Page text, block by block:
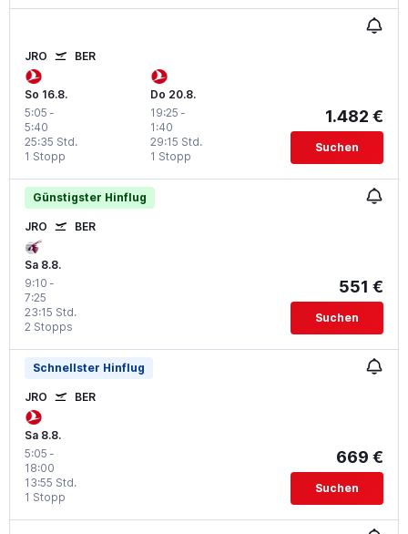
JRO BER
So 16.8.
5:05 -
5:40
1 Stopp
25:35 Std.
Do 20.8.
19:25 -
1:40
1 Stopp
29:15 Std.
1.482 €
Suchen
Günstigster Hinflug
JRO BER
Sa 8.8.
9:10 -
7:25
2 Stopps
23:15 Std.
551 €
Suchen
Schnellster Hinflug
JRO BER
Sa 8.8.
5:05 -
18:00
1 Stopp
13:55 Std.
669 €
Suchen